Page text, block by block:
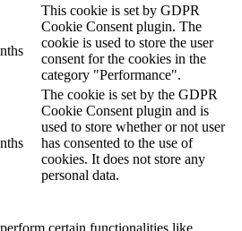
This cookie is set by GDPR
Cookie Consent plugin. The
cookie is used to store the user
consent for the cookies in the
category "Performance".
The cookie is set by the GDPR
Cookie Consent plugin and is
used to store whether or not user
has consented to the use of
cookies. It does not store any
personal data.